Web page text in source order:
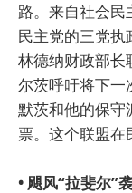
路。来自社会民
民主党的三党执
林德纳财政部长
尔茨呼吁将下一
默茨和他的保守
票。这个联盟在
• 飓风“拉斐尔”